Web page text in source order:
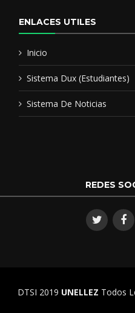
ENLACES UTILES
Inicio
Sistema Dux (Estudiantes)
Sistema De Noticias
REDES
DTSI 2019 UNELLEZ Todos